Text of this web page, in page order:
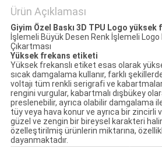
Ürün Açıklaması
Giyim Özel Baskı 3D TPU Logo yüksek
İşlemeli Büyük Desen Renk İşlemeli
Çıkartması
Yüksek frekans etiketi
Yüksek frekanslı etiket esas olarak
sıcak damgalama kullanır, farklı
voltajı tüm renkli serigrafi ve
rengini vurgular, kabartmalı dışbükey
preslenebilir, ayrıca olabilir damgalama
tüy veya hava konur ve ayrıca bir zincirli
güzel ve zengin bir bireysel karakteri
özelleştirilmiş ürünlerin miktarına,
dayanmaktadır.